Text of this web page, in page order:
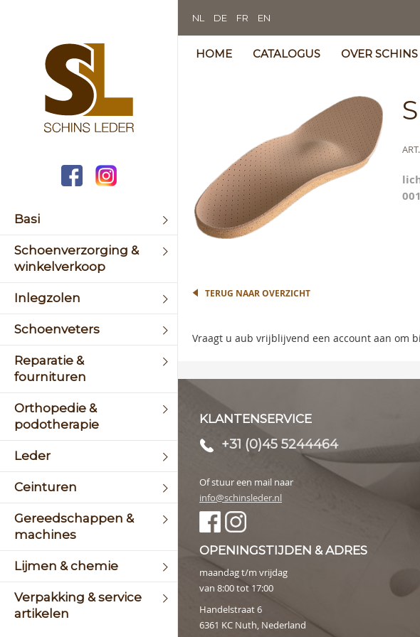
Basi
Schoenverzorging &
winkelverkoop
Inlegzolen
Schoenveters
Reparatie &
fournituren
Orthopedie &
podotherapie
Leder
Ceinturen
Gereedschappen &
machines
Lijmen & chemie
Verpakking & service
artikelen
NL DE FR EN
HOME CATALOGUS OVER
the
end
of
the
images
gallery
beginning
images
TERUG NAAR OVERZICHT
Vraagt u aub vrijblijvend een account aan om
KLANTENSERVICE
+31 (0)45 5244464
Of stuur een mail naar
info@schinsleder.nl
OPENINGSTIJDEN & ADRES
maandag t/m vrijdag
van 8:00 tot 17:00
Handelstraat 6
6361 KC Nuth, Nederland